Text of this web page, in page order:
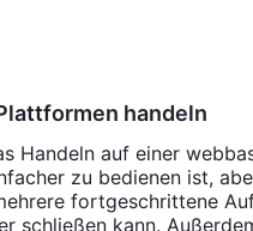
handeln
Handeln auf einer
zu bedienen ist,
fortgeschrittene
schließen kann.